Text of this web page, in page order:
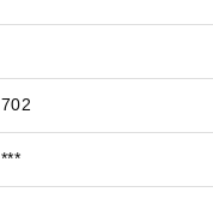
702
***